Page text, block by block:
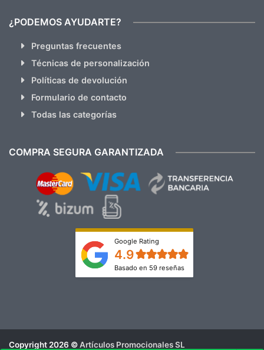
¿PODEMOS AYUDARTE?
Preguntas frecuentes
Técnicas de personalización
Políticas de devolución
Formulario de contacto
Todas las categorías
COMPRA SEGURA GARANTIZADA
Google Rating
4.9
Basado en 59 reseñas
Copyright 2026 ©Artículos Promocionales SL